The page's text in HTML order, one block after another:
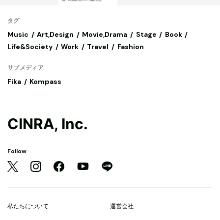
タグ
Music Art,Design Movie,Drama Stage
Book
Life&Society
Work Travel Fashion
サブメディア
Fika Kompass
CINRA, Inc.
Follow
私たちについて 運営会社